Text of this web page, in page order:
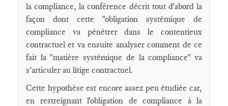
la compliance, la conférence décrit tout d'abord la
façon dont cette "obligation systémique de
compliance va pénétrer dans le contentieux
contractuel et va ensuite analyser comment de ce
fait la "matière systémique de la compliance" va
s'articuler au litige contractuel.
Cette hypothèse est encore assez peu étudiée car,
en restreignant l'obligation de compliance à la